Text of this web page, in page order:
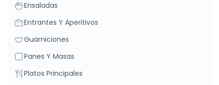
Ensaladas
Entrantes Y Aperitivos
Guarniciones
Panes Y Masas
Platos Principales